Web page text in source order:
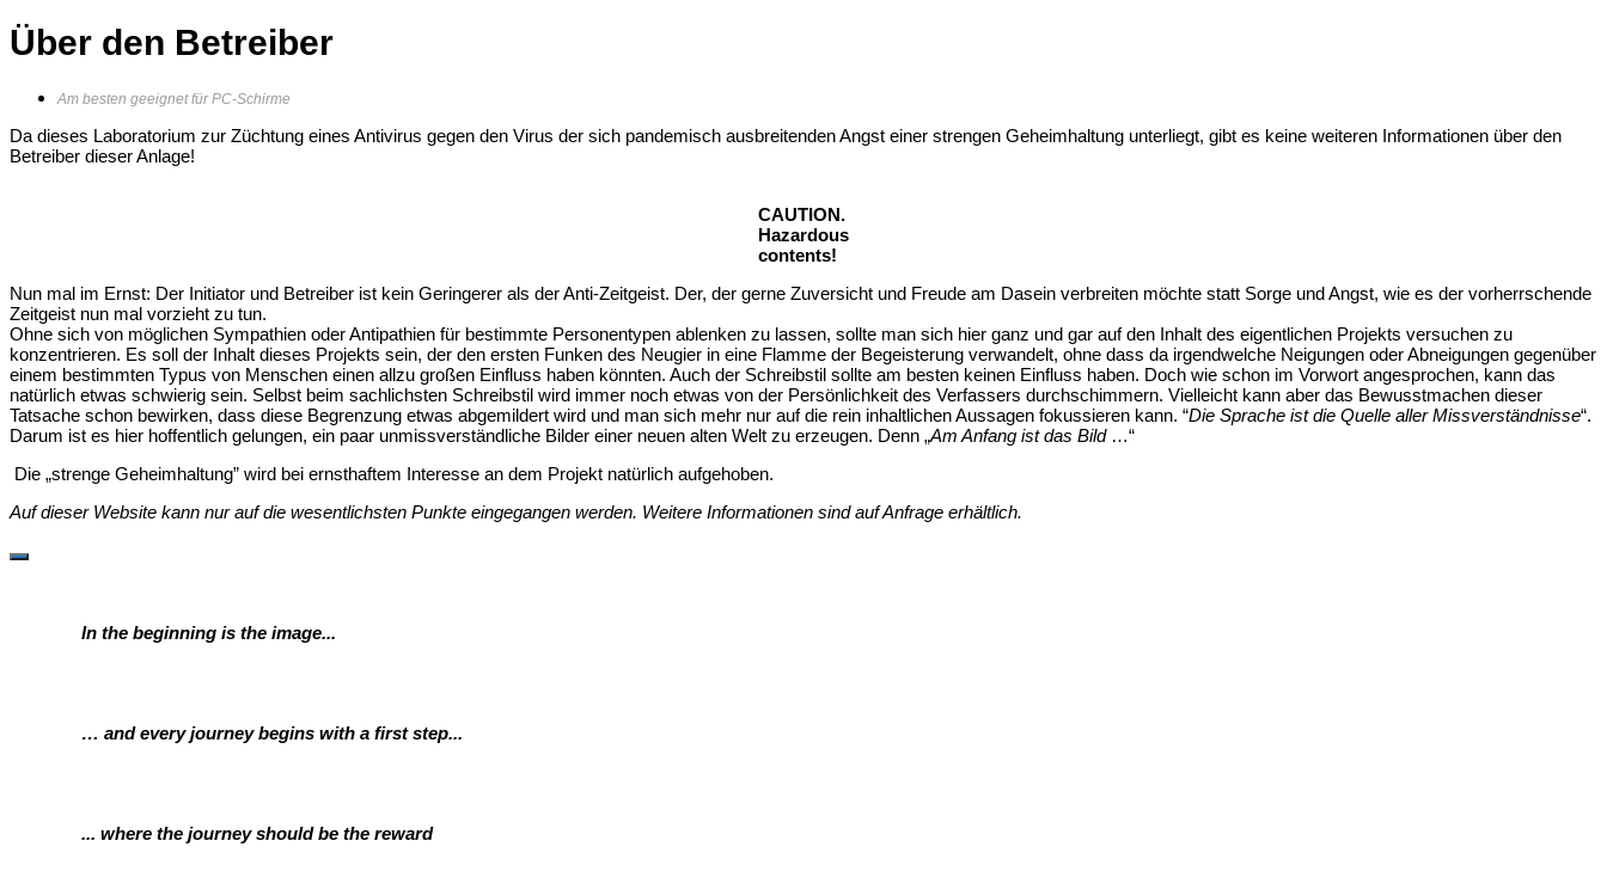
Über den Betreiber
Am besten geeignet für PC-Schirme
Da dieses Laboratorium zur Züchtung eines Antivirus gegen den Virus der sich pandemisch ausbreitenden Angst einer strengen Geheimhaltung unterliegt, gibt es keine weiteren Informationen über den
Betreiber dieser Anlage!
CAUTION.
Hazardous
contents!
Nun mal im Ernst: Der Initiator und Betreiber ist kein Geringerer als der Anti-Zeitgeist. Der, der gerne Zuversicht und Freude am Dasein verbreiten möchte statt Sorge und Angst, wie es der vorherrschende
Zeitgeist nun mal vorzieht zu tun.
Ohne sich von möglichen Sympathien oder Antipathien für bestimmte Personentypen ablenken zu lassen, sollte man sich hier ganz und gar auf den Inhalt des eigentlichen Projekts versuchen zu
konzentrieren. Es soll der Inhalt dieses Projekts sein, der den ersten Funken des Neugier in eine Flamme der Begeisterung verwandelt, ohne dass da irgendwelche Neigungen oder Abneigungen gegenüber
einem bestimmten Typus von Menschen einen allzu großen Einfluss haben könnten. Auch der Schreibstil sollte am besten keinen Einfluss haben. Doch wie schon im Vorwort angesprochen, kann das
natürlich etwas schwierig sein. Selbst beim sachlichsten Schreibstil wird immer noch etwas von der Persönlichkeit des Verfassers durchschimmern. Vielleicht kann aber das Bewusstmachen dieser
Tatsache schon bewirken, dass diese Begrenzung etwas abgemildert wird und man sich mehr nur auf die rein inhaltlichen Aussagen fokussieren kann. “Die Sprache ist die Quelle aller Missverständnisse“.
Darum ist es hier hoffentlich gelungen, ein paar unmissverständliche Bilder einer neuen alten Welt zu erzeugen. Denn „Am Anfang ist das Bild…“
Die „strenge Geheimhaltung” wird bei ernsthaftem Interesse an dem Projekt natürlich aufgehoben.
Auf dieser Website kann nur auf die wesentlichsten Punkte eingegangen werden. Weitere Informationen sind auf Anfrage erhältlich.
In the beginning is the image...
… and every journey begins with a first step...
... where the journey should be the reward